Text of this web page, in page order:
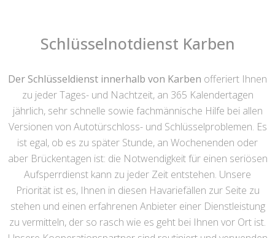
Schlüsselnotdienst Karben
Der Schlüsseldienst innerhalb von Karben offeriert Ihnen
zu jeder Tages- und Nachtzeit, an 365 Kalendertagen
jährlich, sehr schnelle sowie fachmännische Hilfe bei allen
Versionen von Autotürschloss- und Schlüsselproblemen. Es
ist egal, ob es zu später Stunde, an Wochenenden oder
aber Brückentagen ist: die Notwendigkeit für einen seriösen
Aufsperrdienst kann zu jeder Zeit entstehen. Unsere
Priorität ist es, Ihnen in diesen Havariefällen zur Seite zu
stehen und einen erfahrenen Anbieter einer Dienstleistung
zu vermitteln, der so rasch wie es geht bei Ihnen vor Ort ist.